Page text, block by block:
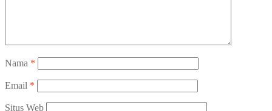
Nama *
Email *
Situs Web